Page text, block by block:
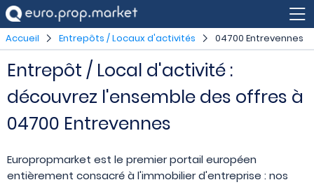
Accueil Entrepôts / Locaux d'activités 04700 Entrevennes
Entrepôt / Local d'activité :
découvrez l'ensemble des offres à
04700 Entrevennes
Europropmarket est le premier portail européen
entièrement consacré à l'immobilier d'entreprise : nos